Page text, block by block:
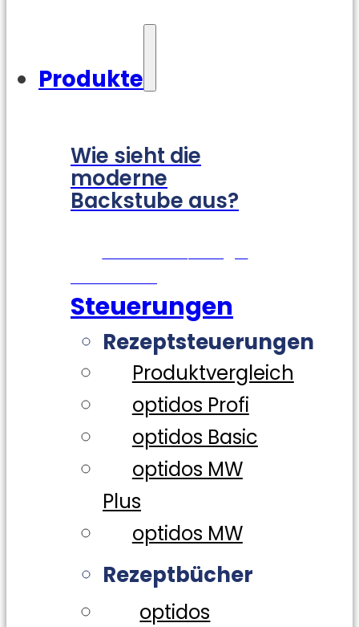
Produkte
Wie sieht die
moderne
Backstube aus?
Steuerungen
Rezeptsteuerungen
Produktvergleich
optidos Profi
optidos Basic
optidos MW
Plus
optidos MW
Rezeptbücher
optidos